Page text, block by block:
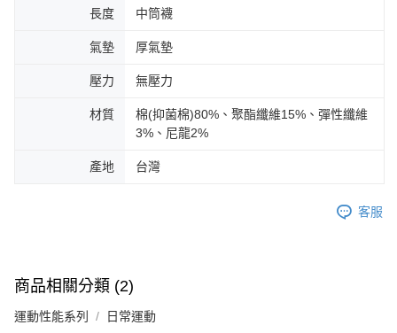
長度 中筒襪
氣墊 厚氣墊
壓力 無壓力
材質
棉(抑菌棉)80%、聚酯纖維15%、彈性纖維
3%、尼龍2%
產地 台灣
客服
商品相關分類 (2)
運動性能系列 日常運動